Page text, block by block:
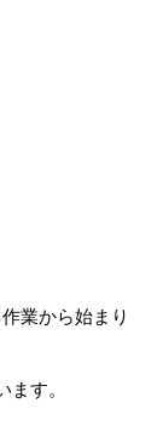
業から始まり
す。